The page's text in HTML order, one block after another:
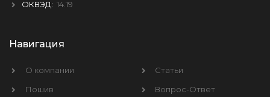
ОКВЭД: 14.19
Навигация
О компании
Пошив
Статьи
Вопрос-Ответ